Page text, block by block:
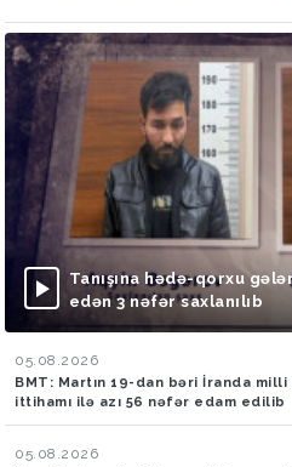
Tanışına hədə-qorxu
edən 3 nəfər saxlanılıb
05.08.2026
BMT: Martın 19-dan bəri İranda
ittihamı ilə azı 56 nəfər edam edilib
05.08.2026